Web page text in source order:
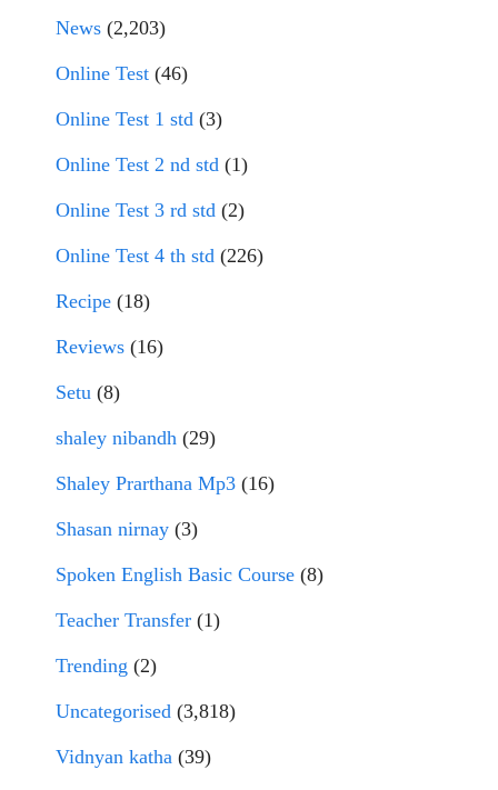
News (2,203)
Online Test (46)
Online Test 1 std (3)
Online Test 2 nd std (1)
Online Test 3 rd std (2)
Online Test 4 th std (226)
Recipe (18)
Reviews (16)
Setu (8)
shaley nibandh (29)
Shaley Prarthana Mp3 (16)
Shasan nirnay (3)
Spoken English Basic Course (8)
Teacher Transfer (1)
Trending (2)
Uncategorised (3,818)
Vidnyan katha (39)